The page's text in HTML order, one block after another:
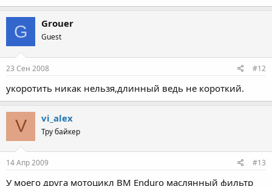
G Grouer
Guest
23 Сен 2008 #12
укоротить никак нельзя,длинный ведь не короткий.
V vi_alex
Тру байкер
14 Апр 2009 #13
У моего друга мотоцикл BM Enduro маслянный фильтр